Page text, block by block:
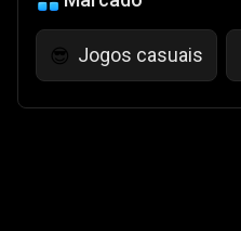
😎 Jogos casuais